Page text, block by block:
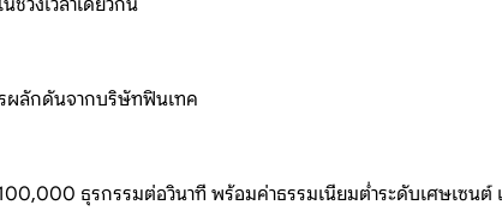
วงเวลาเดียวกัน
ผลักดันจากบริษัทฟินเทค
ธุรกรรมต่อวินาที พร้อมค่าธรรมเนียมต่ำระดับเศษเซนต์